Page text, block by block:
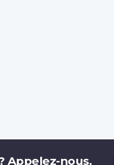
Appelez-nous.